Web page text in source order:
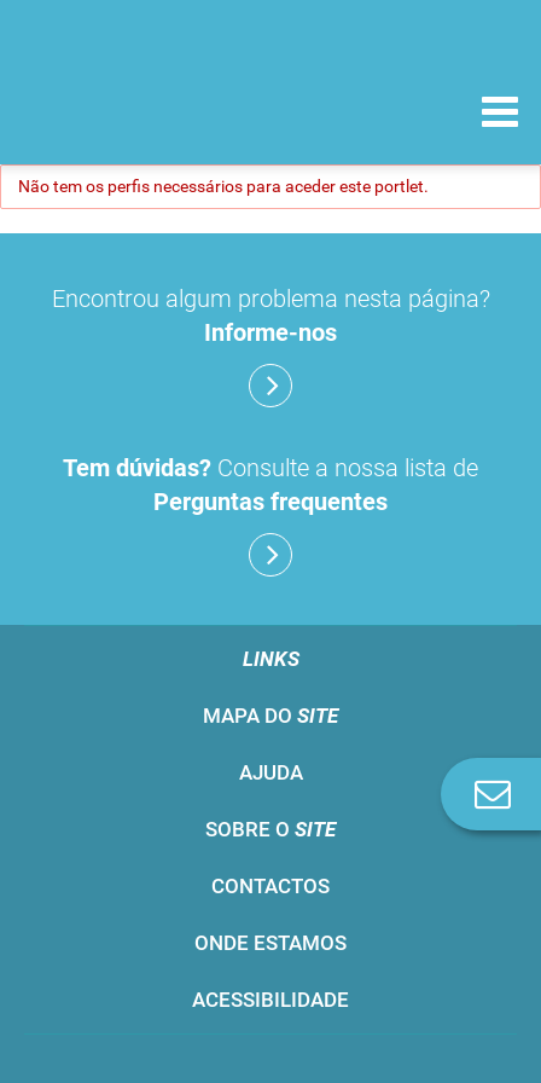
Não tem os perfis necessários para aceder este portlet.
Encontrou algum problema nesta página?
Informe-nos
Tem dúvidas? Consulte a nossa lista de
Perguntas frequentes
LINKS
MAPA DO SITE
AJUDA
SOBRE O SITE
CONTACTOS
ONDE ESTAMOS
ACESSIBILIDADE